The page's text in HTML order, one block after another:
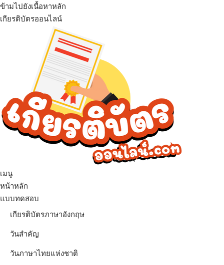
ข้ามไปยังเนื้อหาหลัก
เกียรติบัตรออนไลน์
เมนู
หน้าหลัก
แบบทดสอบ
เกียรติบัตรภาษาอังกฤษ
วันสำคัญ
วันภาษาไทยแห่งชาติ